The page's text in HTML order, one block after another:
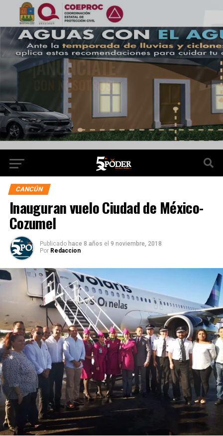
CANCÚN
Inauguran vuelo Ciudad de México-
Cozumel
Publicado hace 8 años el 9 noviembre, 2018
Por Redaccion